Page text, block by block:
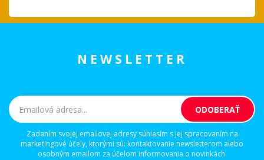
NEWSLETTER
Zadaním svojej emailovej adresy súhlasím s jej spracovaním na
marketingové účely, ktorými sú: kontaktovanie newsletterom alebo
osobným emailom za účelom informovania o novinkách.